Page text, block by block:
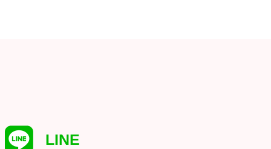
LINE